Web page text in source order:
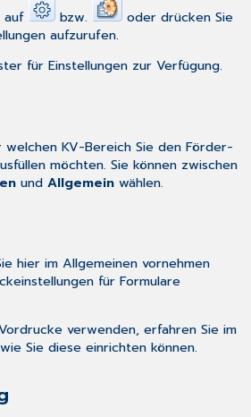
auf bzw.
oder drücken Sie
aufzurufen.
für Einstellungen zur Verfügung.
KV-Bereich Sie den Förder-
möchten. Sie können zwischen
undAllgemein wählen.
hier im Allgemeinen vornehmen
für Formulare
verwenden, erfahren Sie im
Sie diese einrichten können.